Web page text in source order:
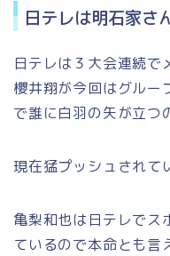
日テレは明石家さ
日テレは３大会連続で
櫻井翔が今回はグルー
で誰に白羽の矢が立つ
現在猛プッシュされて
亀梨和也は日テレでス
ているので本命とも言